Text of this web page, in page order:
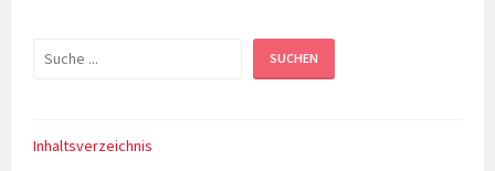
Suchen SUCHEN
Inhaltsverzeichnis